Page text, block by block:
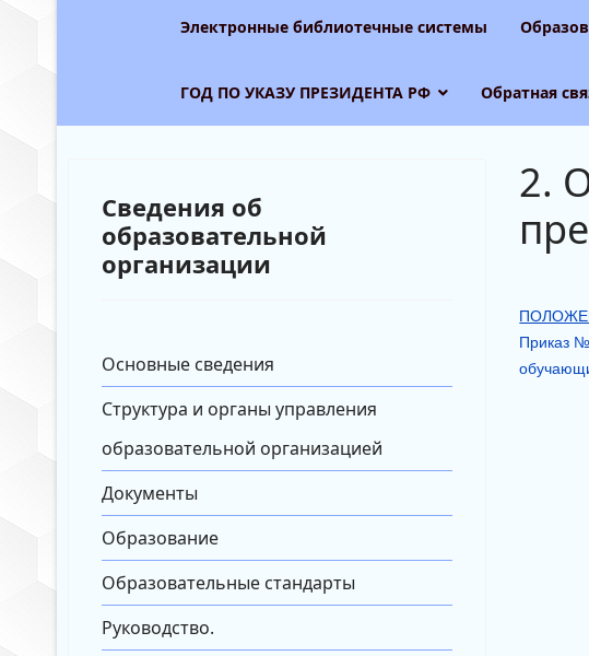
Электронные библиотечные системы
ГОД ПО УКАЗУ ПРЕЗИДЕНТА РФ Обратная
Сведения об
образовательной
организации
Основные сведения
Структура и органы управления
образовательной организацией
Документы
Образование
Образовательные стандарты
Руководство.
2.
Приказ